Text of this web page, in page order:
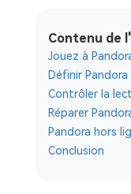
Contenu de
Jouez à
Définir
Contrôler la
Réparer
Pandora hors
Conclusion